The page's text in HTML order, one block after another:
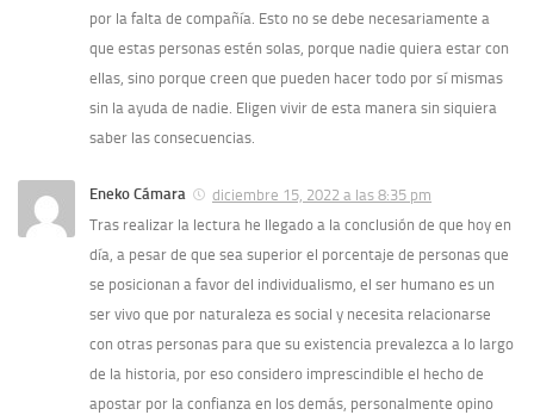
por la falta de compañía. Esto no se debe necesariamente a
que estas personas estén solas, porque nadie quiera estar con
ellas, sino porque creen que pueden hacer todo por sí mismas
sin la ayuda de nadie. Eligen vivir de esta manera sin siquiera
saber las consecuencias.
Eneko Cámara
diciembre 15, 2022 a las 8:35 pm
Tras realizar la lectura he llegado a la conclusión de que hoy en
día, a pesar de que sea superior el porcentaje de personas que
se posicionan a favor del individualismo, el ser humano es un
ser vivo que por naturaleza es social y necesita relacionarse
con otras personas para que su existencia prevalezca a lo largo
de la historia, por eso considero imprescindible el hecho de
apostar por la confianza en los demás, personalmente opino